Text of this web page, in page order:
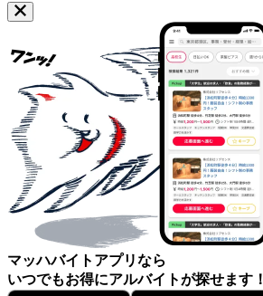
マッハバイトアプリなら
いつでもお得にアルバイトが探せます！